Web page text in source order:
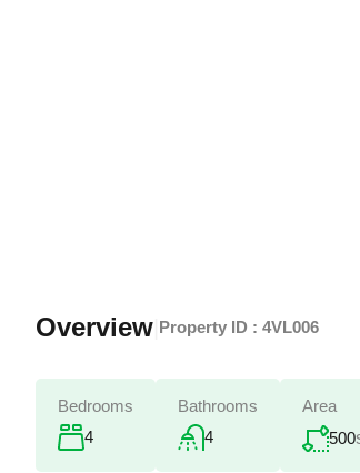
Overview Property ID : 4VL006
Bedrooms
4
Bathrooms
4
Area
500